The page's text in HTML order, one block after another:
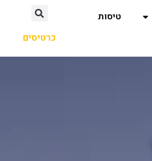
טיסות
כרטיסים